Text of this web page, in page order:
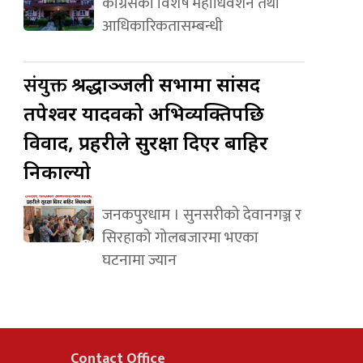
आधिकारिकतासम्बन्धी
संयुक्तश्रद्धाञ्जली सभामा सांसद
तपेश्वर यादवको अभिव्यक्तिपछि
विवाद, प्रहरीले सुरक्षा दिएर बाहिर
निकाल्यो
जनकपुरधाम । सुनसरीको देवानगञ्ज र
सिरहाको गोलबजारमा भएका
घटनामा ज्यान